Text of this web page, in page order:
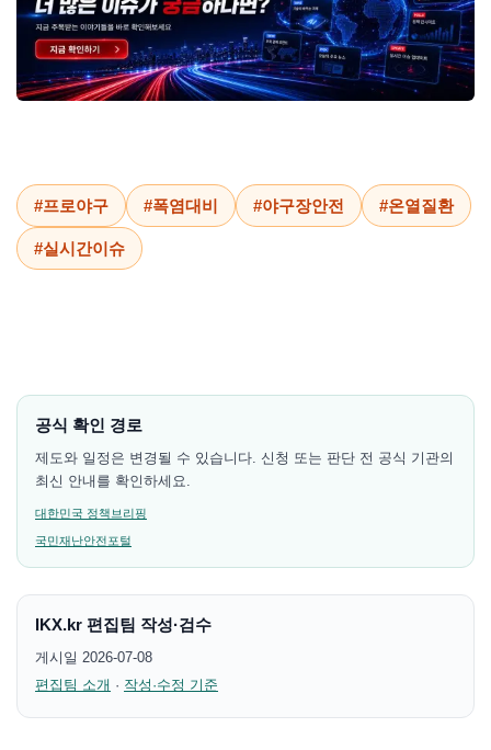
#프로야구 #폭염대비 #야구장안전 #온열질환
#실시간이슈
공식 확인 경로
제도와 일정은 변경될 수 있습니다. 신청 또는 판단 전 공식 기관의
최신 안내를 확인하세요.
대한민국 정책브리핑
국민재난안전포털
IKX.kr 편집팀 작성·검수
게시일 2026-07-08
편집팀 소개 · 작성·수정 기준